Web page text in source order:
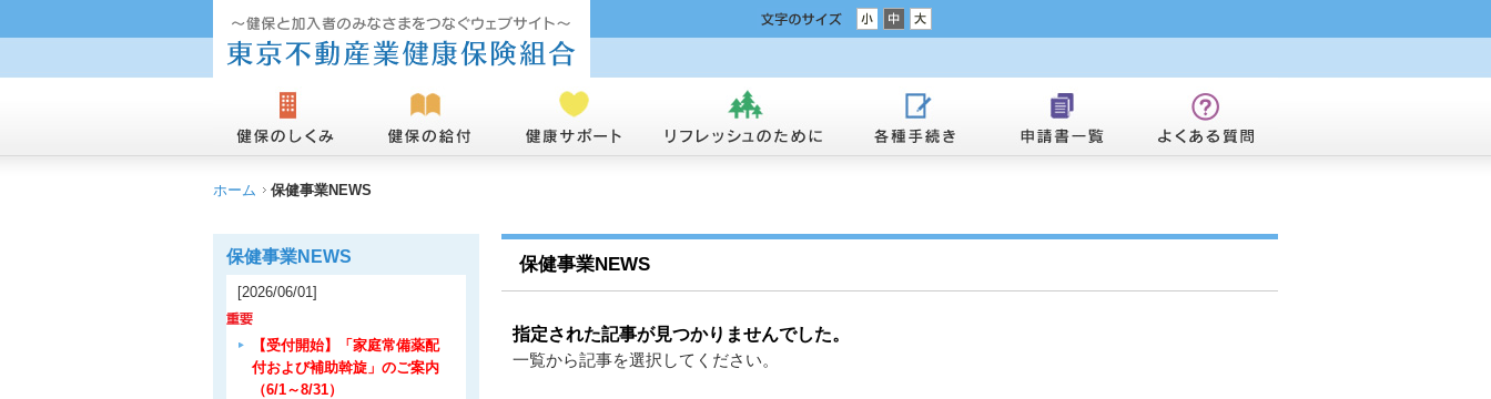
ホーム 保健事業NEWS
保健事業NEWS
指定された記事が見つかりませんでした。
一覧から記事を選択してください。
保健事業NEWS
[2026/06/01]
【受付開始】「家庭常備薬配
付および補助斡旋」のご案内
（6/1～8/31）